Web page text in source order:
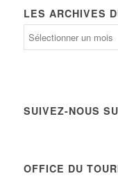
LES ARCHIVES
SUIVEZ-NOUS
OFFICE DU